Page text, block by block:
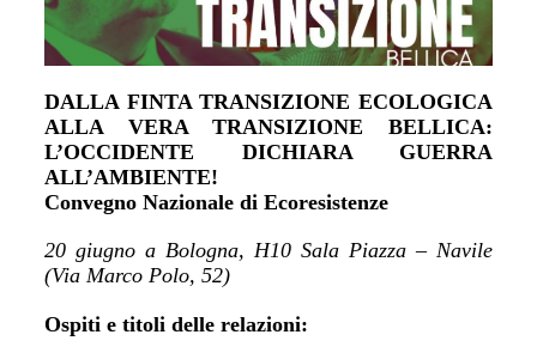
DALLA FINTA TRANSIZIONE ECOLOGICA
ALLA VERA TRANSIZIONE BELLICA:
L’OCCIDENTE DICHIARA GUERRA
ALL’AMBIENTE!
Convegno Nazionale di Ecoresistenze
20 giugno a Bologna, H10 Sala Piazza – Navile
(Via Marco Polo, 52)
Ospiti e titoli delle relazioni: